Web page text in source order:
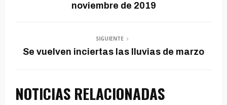
noviembre de 2019
SIGUIENTE
Se vuelven inciertas las lluvias de marzo
NOTICIAS RELACIONADAS